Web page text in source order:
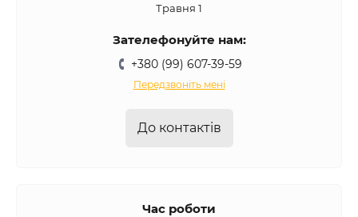
Травня 1
Зателефонуйте нам:
+380 (99) 607-39-59
Передзвоніть мені
До контактів
Час роботи